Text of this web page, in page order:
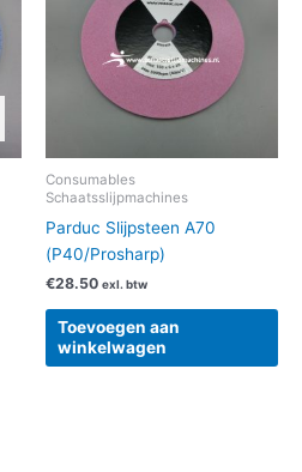
Consumables
Schaatsslijpmachines
Parduc Slijpsteen A70
(P40/Prosharp)
€28.50 exl. btw
Toevoegen aan
winkelwagen